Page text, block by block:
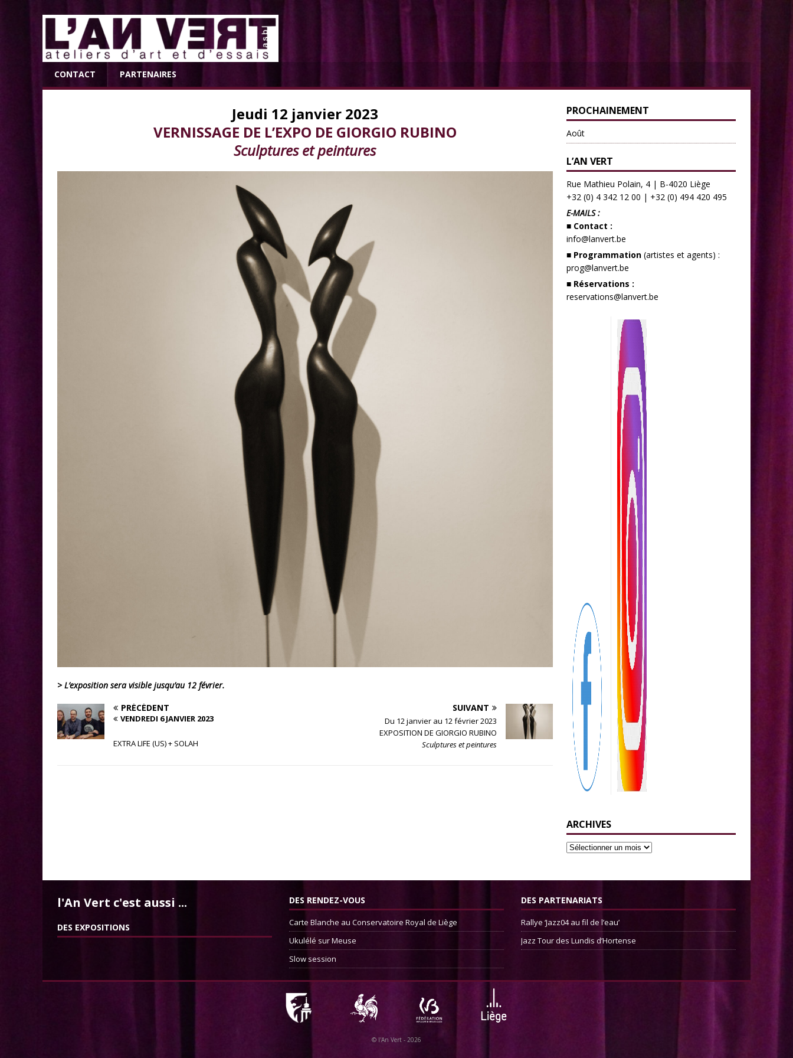
CONTACT PARTENAIRES
Jeudi 12 janvier 2023
VERNISSAGE DE L’EXPO DE GIORGIO RUBINO
Sculptures et peintures
> L’exposition sera visible jusqu’au 12 février.
PRÉCÉDENT
VENDREDI 6 JANVIER 2023
EXTRA LIFE (US) + SOLAH
SUIVANT
Du 12 janvier au 12 février 2023
EXPOSITION DE GIORGIO RUBINO
Sculptures et peintures
PROCHAINEMENT
Août
L’AN VERT
Rue Mathieu Polain, 4 | B-4020 Liège
+32 (0) 4 342 12 00 | +32 (0) 494 420 495
E-MAILS :
■ Contact :
info@lanvert.be
■ Programmation(artistes et agents) :
prog@lanvert.be
■ Réservations :
reservations@lanvert.be
ARCHIVES
l'An Vert c'est aussi ...
DES EXPOSITIONS
DES RENDEZ-VOUS
Carte Blanche au Conservatoire Royal de Liège
Ukulélé sur Meuse
Slow session
DES PARTENARIATS
Rallye ‘Jazz04 au fil de l’eau’
Jazz Tour des Lundis d’Hortense
© l'An Vert - 2026